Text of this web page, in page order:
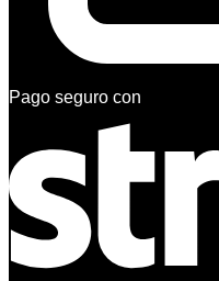
Pago seguro con